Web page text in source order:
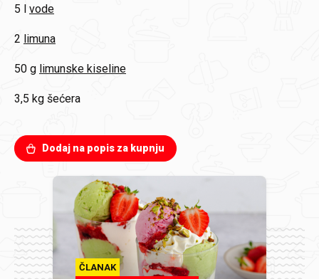
5 l vode
2 limuna
50 g limunske kiseline
3,5 kg šećera
Dodaj na popis za kupnju
ČLANAK